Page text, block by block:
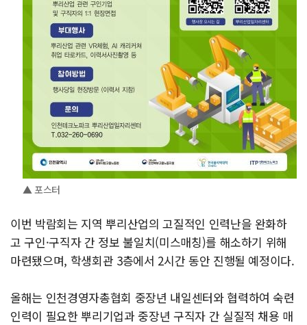
▲ 포스터
이번 박람회는 지역 뿌리산업의 고질적인 인력난을 완화하
고 구인·구직자 간 정보 불일치(미스매칭)를 해소하기 위해
마련됐으며, 학생회관 3층에서 2시간 동안 진행될 예정이다.
올해는 인천경영자총협회 중장년 내일센터와 협력하여 숙련
인력이 필요한 뿌리기업과 중장년 구직자 간 실질적 채용 매